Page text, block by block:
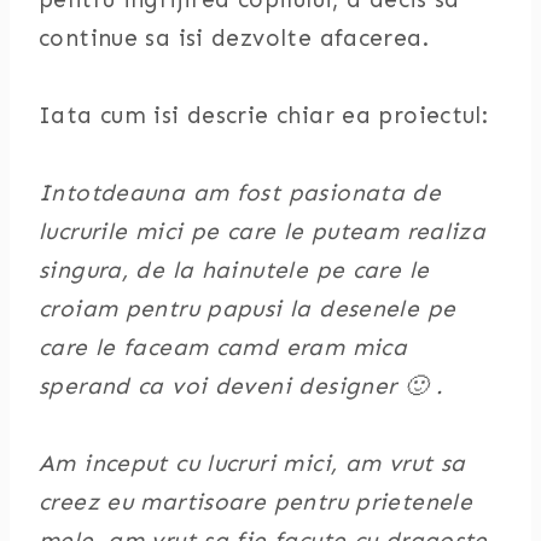
continue sa isi dezvolte afacerea.
Iata cum isi descrie chiar ea proiectul:
Intotdeauna am fost pasionata de
lucrurile mici pe care le puteam realiza
singura, de la hainutele pe care le
croiam pentru papusi la desenele pe
care le faceam camd eram mica
sperand ca voi deveni designer 🙂 .
Am inceput cu lucruri mici, am vrut sa
creez eu martisoare pentru prietenele